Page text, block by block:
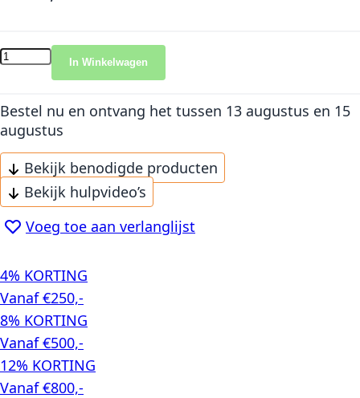
In Winkelwagen
Bestel nu en ontvang het tussen 13 augustus en 15
augustus
Bekijk benodigde producten
Bekijk hulpvideo’s
Voeg toe aan verlanglijst
4% KORTING
Vanaf €250,-
8% KORTING
Vanaf €500,-
12% KORTING
Vanaf €800,-